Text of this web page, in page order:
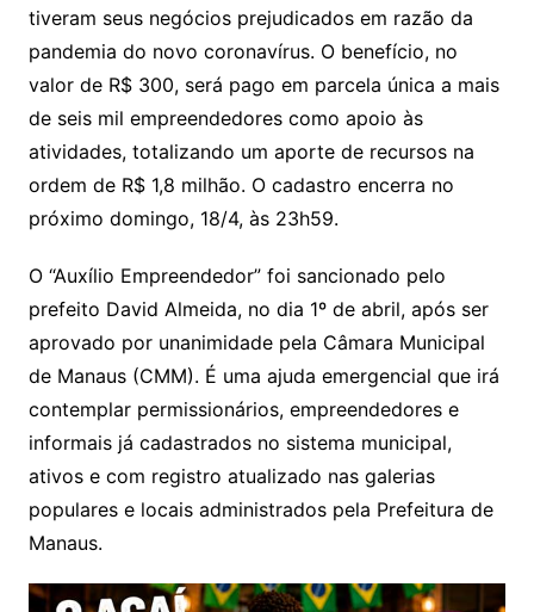
tiveram seus negócios prejudicados em razão da
pandemia do novo coronavírus. O benefício, no
valor de R$ 300, será pago em parcela única a mais
de seis mil empreendedores como apoio às
atividades, totalizando um aporte de recursos na
ordem de R$ 1,8 milhão. O cadastro encerra no
próximo domingo, 18/4, às 23h59.
O “Auxílio Empreendedor” foi sancionado pelo
prefeito David Almeida, no dia 1º de abril, após ser
aprovado por unanimidade pela Câmara Municipal
de Manaus (CMM). É uma ajuda emergencial que irá
contemplar permissionários, empreendedores e
informais já cadastrados no sistema municipal,
ativos e com registro atualizado nas galerias
populares e locais administrados pela Prefeitura de
Manaus.